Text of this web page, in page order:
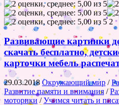
2
Развивающие картинки
скачать бесплатно,
карточки мебель
29.03.2018 Окружающий мир /
Развитие памяти и внимания /
моторики /Учимся читать и